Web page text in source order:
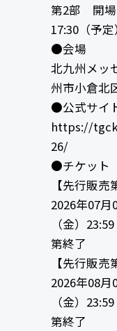
第2部 開場
17:30（予定）
●会場
北九州メッ
州市小倉北
●公式サイ
https://
26/
●チケット
【先行販売
2026年07月
（金）
第終了
【先行販売
2026年08月
（金）
第終了